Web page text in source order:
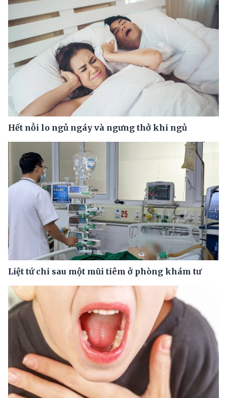
Hết nỗi lo ngủ ngáy và ngưng thở khi ngủ
Liệt tứ chi sau một mũi tiêm ở phòng khám tư